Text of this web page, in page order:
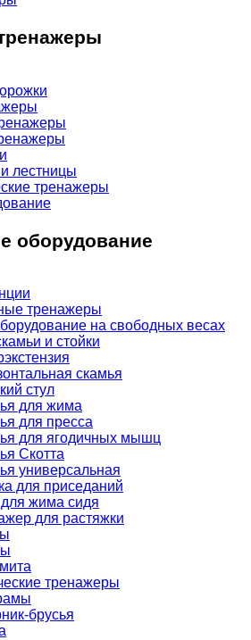
лестницы
тренажеры
оборудование
тренажеры
на свободных весах
и стойки
скамья
стул
для жима
для пресса
для ягодичных мышц
Скотта
универсальная
для приседаний
жима сидя
для растяжки
тренажеры
брусья